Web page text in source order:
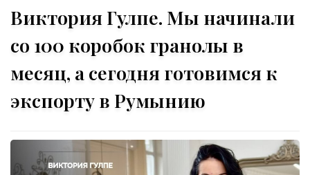
Виктория Гулпе. Мы начинали
со 100 коробок гранолы в
месяц, а сегодня готовимся к
экспорту в Румынию